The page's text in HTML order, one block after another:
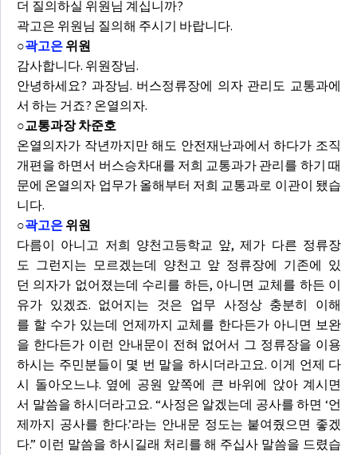
더 질의하실 위원님 계십니까?
곽고은 위원님 질의해 주시기 바랍니다.
○곽고은 위원
감사합니다. 위원장님.
안녕하세요? 과장님. 버스정류장에 의자 관리도 교통과에
서 하는 거죠? 온열의자.
○교통과장 차준호
온열의자가 작년까지만 해도 안전재난과에서 하다가 조직
개편을 하면서 버스승차대를 저희 교통과가 관리를 하기 때
문에 온열의자 업무가 올해부터 저희 교통과로 이관이 됐습
니다.
○곽고은 위원
다름이 아니고 저희 양천고등학교 앞, 제가 다른 정류장
도 그런지는 모르겠는데 양천고 앞 정류장에 기존에 있
던 의자가 없어졌는데 수리를 하든, 아니면 교체를 하든 이
유가 있겠죠. 없어지는 것은 업무 사정상 충분히 이해
를 할 수가 있는데 언제까지 교체를 한다든가 아니면 보완
을 한다든가 이런 안내문이 전혀 없어서 그 정류장을 이용
하시는 주민분들이 몇 번 말을 하시더라고요. 이게 언제 다
시 돌아오느냐. 옆에 공원 앞쪽에 큰 바위에 앉아 계시면
서 말씀을 하시더라고요. “사정은 알겠는데 공사를 하면 ‘언
제까지 공사를 한다.’라는 안내문 정도는 붙여줬으면 좋겠
다.” 이런 말씀을 하시길래 처리를 해 주십사 말씀을 드렸습